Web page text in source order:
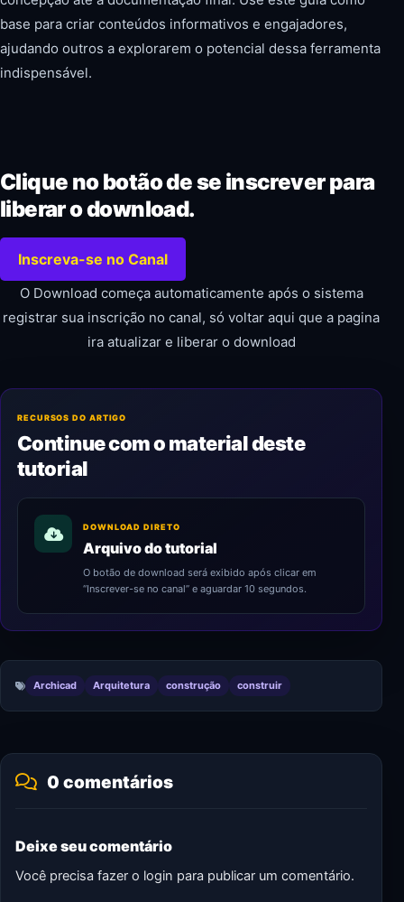
base para criar conteúdos informativos e engajadores,
ajudando outros a explorarem o potencial dessa ferramenta
indispensável.
Clique no botão de se inscrever para
liberar o download.
Inscreva-se no Canal
O Download começa automaticamente após o sistema
registrar sua inscrição no canal, só voltar aqui que a pagina
ira atualizar e liberar o download
RECURSOS DO ARTIGO
Continue com o material deste
tutorial
DOWNLOAD DIRETO
Arquivo do tutorial
O botão de download será exibido após clicar em
“Inscrever-se no canal” e aguardar 10 segundos.
Archicad Arquitetura construção construir
0 comentários
Deixe seu comentário
Você precisa fazer o login para publicar um comentário.